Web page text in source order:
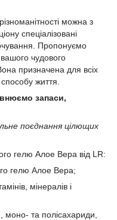
можна з
спеціалізовані
Пропонуємо
чудового
призначена для всіх
життя.
запаси,
поєднання цілющих
гелю Алое Вера від LR:
гелю Алое Вера;
мінералів і
та полісахариди,